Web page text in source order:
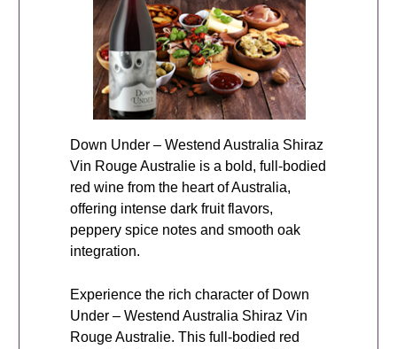
Down Under – Westend Australia Shiraz
Vin Rouge Australie is a bold, full-bodied
red wine from the heart of Australia,
offering intense dark fruit flavors,
peppery spice notes and smooth oak
integration.
Experience the rich character of Down
Under – Westend Australia Shiraz Vin
Rouge Australie. This full-bodied red